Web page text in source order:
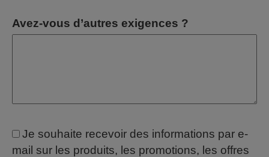
Avez-vous d’autres exigences ?
Je souhaite recevoir des informations par e-
mail sur les produits, les promotions, les offres